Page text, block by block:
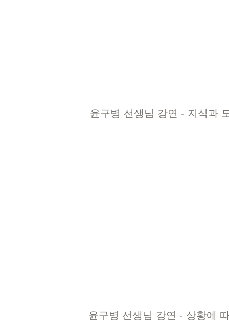
윤구병 선생님 강연 - 지식과
윤구병 선생님 강연 - 상황에